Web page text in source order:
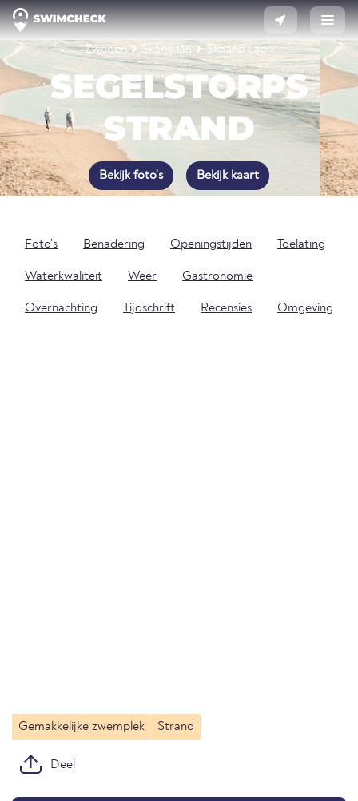
Zweden Skåne län Skaane Laen
SEGELSTORPS
STRAND
Bekijk foto's Bekijk kaart
Foto's Benadering Openingstijden Toelating
Waterkwaliteit Weer Gastronomie
Overnachting Tijdschrift Recensies Omgeving
Gemakkelijke zwemplek Strand
Deel